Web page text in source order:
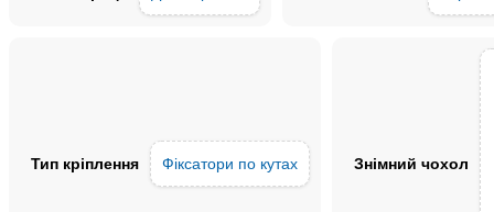
Тип кріплення Фіксатори по кутах Знімний чохол